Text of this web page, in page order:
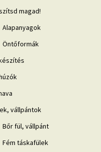
magad!
Alapanyagok
Öntőformák
vállpántok
Bőr fül, vállpánt
Fém táskafülek